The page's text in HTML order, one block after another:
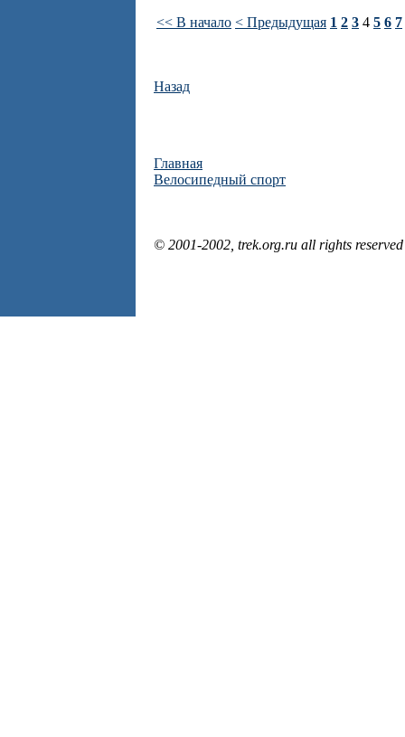
<< В начало < Предыдущая 1 2 3 4 5 6 7
Назад
Главная
Велосипедный спорт
© 2001-2002, trek.org.ru all rights reserved